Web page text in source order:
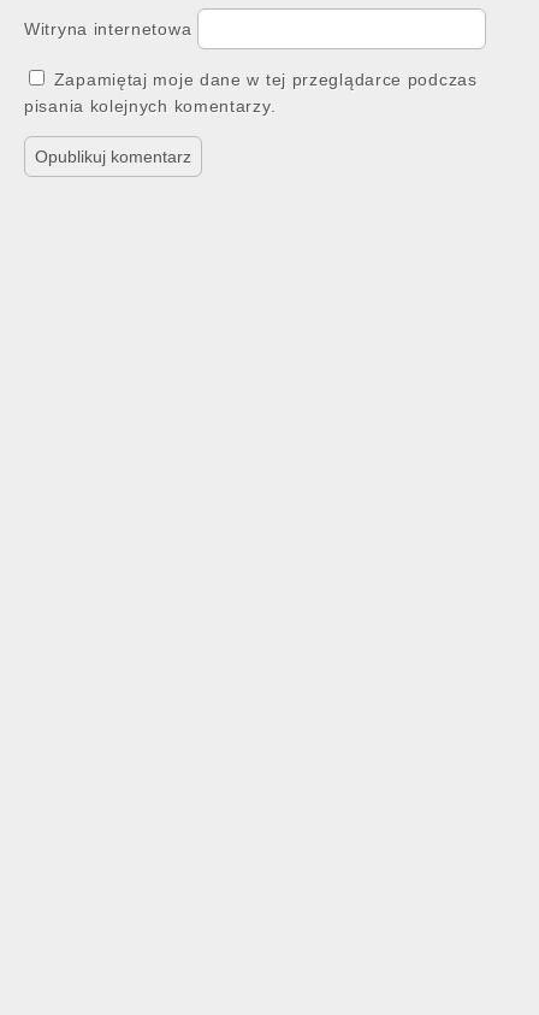
Witryna internetowa
Zapamiętaj moje dane w tej przeglądarce podczas
pisania kolejnych komentarzy.